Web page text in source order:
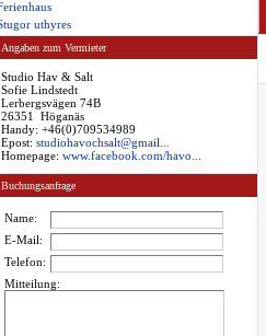
Angaben zum Vermieter
Studio Hav & Salt
Sofie Lindstedt
Lerbergsvägen 74B
26351 Höganäs
Handy: +46(0)709534989
Epost: studiohavochsalt@gmail...
Homepage: www.facebook.com/havo...
Buchungsanfrage
Name:
E-Mail:
Telefon:
Mitteilung: